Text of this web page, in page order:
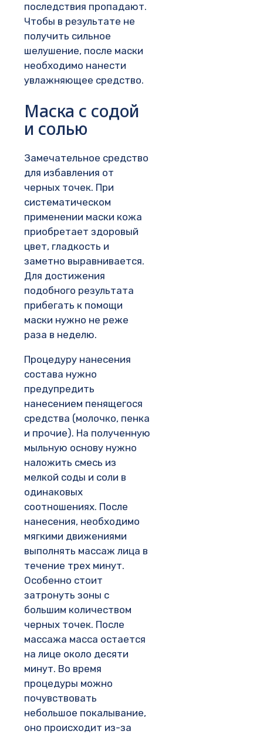
последствия пропадают.
Чтобы в результате не
получить сильное
шелушение, после маски
необходимо нанести
увлажняющее средство.
Маска с содой
и солью
Замечательное средство
для избавления от
черных точек. При
систематическом
применении маски кожа
приобретает здоровый
цвет, гладкость и
заметно выравнивается.
Для достижения
подобного результата
прибегать к помощи
маски нужно не реже
раза в неделю.
Процедуру нанесения
состава нужно
предупредить
нанесением пенящегося
средства (молочко, пенка
и прочие). На полученную
мыльную основу нужно
наложить смесь из
мелкой соды и соли в
одинаковых
соотношениях. После
нанесения, необходимо
мягкими движениями
выполнять массаж лица в
течение трех минут.
Особенно стоит
затронуть зоны с
большим количеством
черных точек. После
массажа масса остается
на лице около десяти
минут. Во время
процедуры можно
почувствовать
небольшое покалывание,
оно происходит из-за